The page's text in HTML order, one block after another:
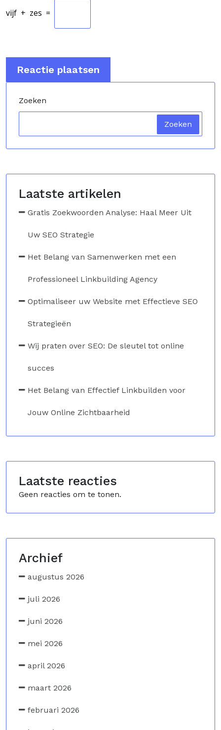
vijf + zes =
Zoeken
Zoeken
Laatste artikelen
Gratis Zoekwoorden Analyse: Haal Meer Uit
Uw SEO Strategie
Het Belang van Samenwerken met een
Professioneel Linkbuilding Agency
Optimaliseer uw Website met Effectieve SEO
Strategieën
Wij praten over SEO: De sleutel tot online
succes
Het Belang van Effectief Linkbuilden voor
Jouw Online Zichtbaarheid
Laatste reacties
Geen reacties om te tonen.
Archief
augustus 2026
juli 2026
juni 2026
mei 2026
april 2026
maart 2026
februari 2026